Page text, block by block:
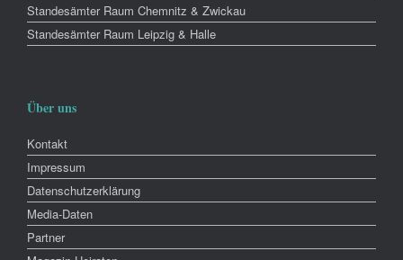
Standesämter Raum Chemnitz & Zwickau
Standesämter Raum Leipzig & Halle
Über uns
Kontakt
Impressum
Datenschutzerklärung
Media-Daten
Partner